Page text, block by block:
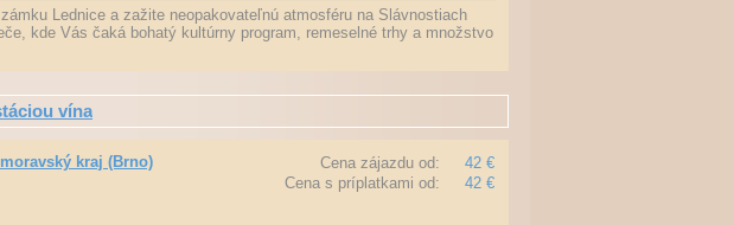
Lednice a zažite neopakovateľnú atmosféru na Slávnostiach
kde Vás čaká bohatý kultúrny program, remeselné trhy a množstvo
vína
Cena zájazdu od:
42 €
Cena s príplatkami od:
42 €
kraj (Brno)